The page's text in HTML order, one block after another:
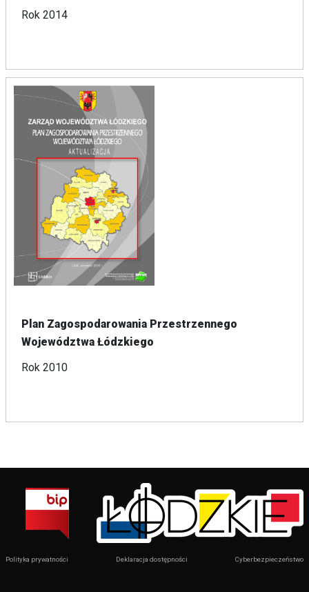
Rok 2014
Plan Zagospodarowania Przestrzennego
Województwa Łódzkiego
Rok 2010
Polityka prywatności Deklaracja dostępności Cyberbezpieczeństwo